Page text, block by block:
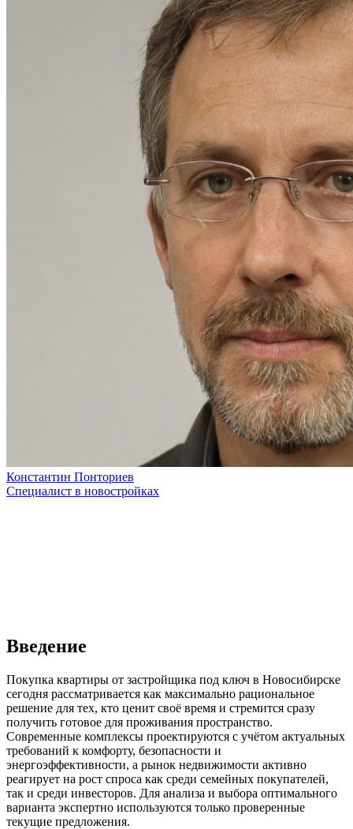
Константин Понториев
Специалист в новостройках
Введение
Покупка квартиры от застройщика под ключ в Новосибирске
сегодня рассматривается как максимально рациональное
решение для тех, кто ценит своё время и стремится сразу
получить готовое для проживания пространство.
Современные комплексы проектируются с учётом актуальных
требований к комфорту, безопасности и
энергоэффективности, а рынок недвижимости активно
реагирует на рост спроса как среди семейных покупателей,
так и среди инвесторов. Для анализа и выбора оптимального
варианта экспертно используются только проверенные
текущие предложения.